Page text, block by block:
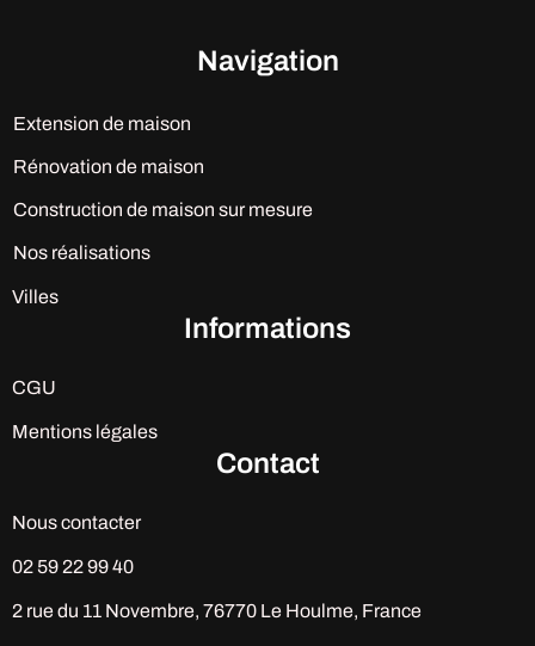
Navigation
Extension de maison
Rénovation de maison
Construction de maison sur mesure
Nos réalisations
Villes
Informations
CGU
Mentions légales
Contact
Nous contacter
02 59 22 99 40
2 rue du 11 Novembre, 76770 Le Houlme, France